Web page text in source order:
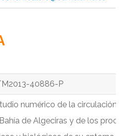
40886-P
numérico de la circulación
de Algeciras y de los